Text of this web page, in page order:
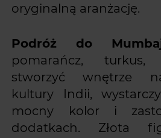
oryginalną aranżację.
Podróż do
pomarańcz,
stworzyć wnętrze
kultury Indii,
mocny kolor i
dodatkach. Złota